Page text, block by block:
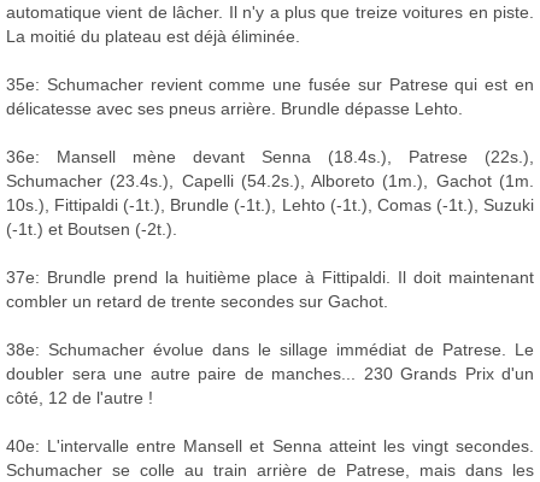
automatique vient de lâcher. Il n'y a plus que treize voitures en piste.
La moitié du plateau est déjà éliminée.
35e: Schumacher revient comme une fusée sur Patrese qui est en
délicatesse avec ses pneus arrière. Brundle dépasse Lehto.
36e: Mansell mène devant Senna (18.4s.), Patrese (22s.),
Schumacher (23.4s.), Capelli (54.2s.), Alboreto (1m.), Gachot (1m.
10s.), Fittipaldi (-1t.), Brundle (-1t.), Lehto (-1t.), Comas (-1t.), Suzuki
(-1t.) et Boutsen (-2t.).
37e: Brundle prend la huitième place à Fittipaldi. Il doit maintenant
combler un retard de trente secondes sur Gachot.
38e: Schumacher évolue dans le sillage immédiat de Patrese. Le
doubler sera une autre paire de manches... 230 Grands Prix d'un
côté, 12 de l'autre !
40e: L'intervalle entre Mansell et Senna atteint les vingt secondes.
Schumacher se colle au train arrière de Patrese, mais dans les